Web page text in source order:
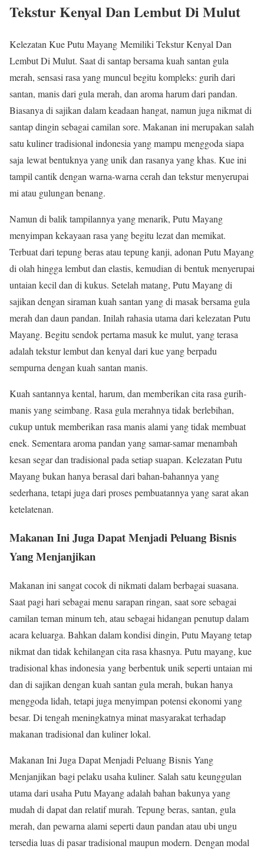
Tekstur Kenyal Dan Lembut Di Mulut
Kelezatan Kue Putu Mayang Memiliki Tekstur Kenyal Dan
Lembut Di Mulut. Saat di santap bersama kuah santan gula
merah, sensasi rasa yang muncul begitu kompleks: gurih dari
santan, manis dari gula merah, dan aroma harum dari pandan.
Biasanya di sajikan dalam keadaan hangat, namun juga nikmat di
santap dingin sebagai camilan sore. Makanan ini merupakan salah
satu kuliner tradisional indonesia yang mampu menggoda siapa
saja lewat bentuknya yang unik dan rasanya yang khas. Kue ini
tampil cantik dengan warna-warna cerah dan tekstur menyerupai
mi atau gulungan benang.
Namun di balik tampilannya yang menarik, Putu Mayang
menyimpan kekayaan rasa yang begitu lezat dan memikat.
Terbuat dari tepung beras atau tepung kanji, adonan Putu Mayang
di olah hingga lembut dan elastis, kemudian di bentuk menyerupai
untaian kecil dan di kukus. Setelah matang, Putu Mayang di
sajikan dengan siraman kuah santan yang di masak bersama gula
merah dan daun pandan. Inilah rahasia utama dari kelezatan Putu
Mayang. Begitu sendok pertama masuk ke mulut, yang terasa
adalah tekstur lembut dan kenyal dari kue yang berpadu
sempurna dengan kuah santan manis.
Kuah santannya kental, harum, dan memberikan cita rasa gurih-
manis yang seimbang. Rasa gula merahnya tidak berlebihan,
cukup untuk memberikan rasa manis alami yang tidak membuat
enek. Sementara aroma pandan yang samar-samar menambah
kesan segar dan tradisional pada setiap suapan. Kelezatan Putu
Mayang bukan hanya berasal dari bahan-bahannya yang
sederhana, tetapi juga dari proses pembuatannya yang sarat akan
ketelatenan.
Makanan Ini Juga Dapat Menjadi Peluang Bisnis
Yang Menjanjikan
Makanan ini sangat cocok di nikmati dalam berbagai suasana.
Saat pagi hari sebagai menu sarapan ringan, saat sore sebagai
camilan teman minum teh, atau sebagai hidangan penutup dalam
acara keluarga. Bahkan dalam kondisi dingin, Putu Mayang tetap
nikmat dan tidak kehilangan cita rasa khasnya. Putu mayang, kue
tradisional khas indonesia yang berbentuk unik seperti untaian mi
dan di sajikan dengan kuah santan gula merah, bukan hanya
menggoda lidah, tetapi juga menyimpan potensi ekonomi yang
besar. Di tengah meningkatnya minat masyarakat terhadap
makanan tradisional dan kuliner lokal.
Makanan Ini Juga Dapat Menjadi Peluang Bisnis Yang
Menjanjikan bagi pelaku usaha kuliner. Salah satu keunggulan
utama dari usaha Putu Mayang adalah bahan bakunya yang
mudah di dapat dan relatif murah. Tepung beras, santan, gula
merah, dan pewarna alami seperti daun pandan atau ubi ungu
tersedia luas di pasar tradisional maupun modern. Dengan modal